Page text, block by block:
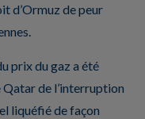
d’Ormuz de peur
prix du gaz a été
Qatar de l’interruption
liquéfié de façon